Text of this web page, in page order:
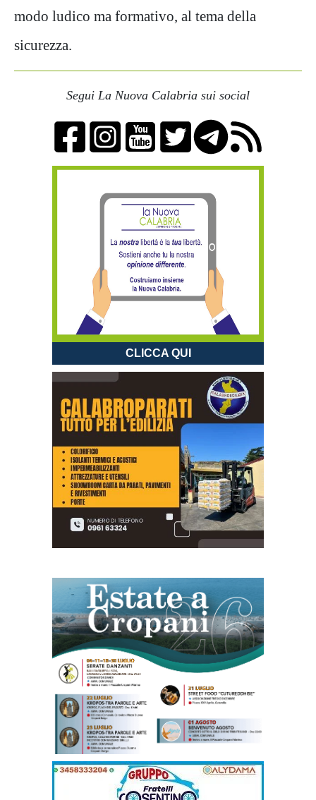
modo ludico ma formativo, al tema della
sicurezza.
Segui La Nuova Calabria sui social
CLICCA QUI